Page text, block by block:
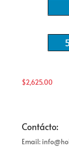
$2,625.00
Contácto:
Email: